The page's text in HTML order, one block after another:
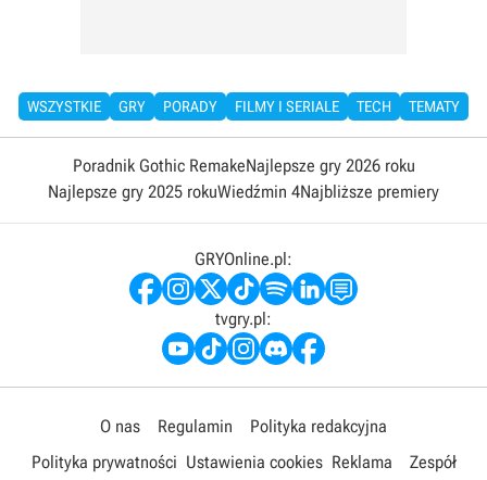
WSZYSTKIE GRY PORADY FILMY I SERIALE TECH TEMATY
Poradnik Gothic RemakeNajlepsze gry 2026 roku
Najlepsze gry 2025 rokuWiedźmin 4Najbliższe premiery
GRYOnline.pl:
tvgry.pl:
O nas Regulamin
Polityka redakcyjna
Polityka prywatności Ustawienia cookies Reklama Zespół